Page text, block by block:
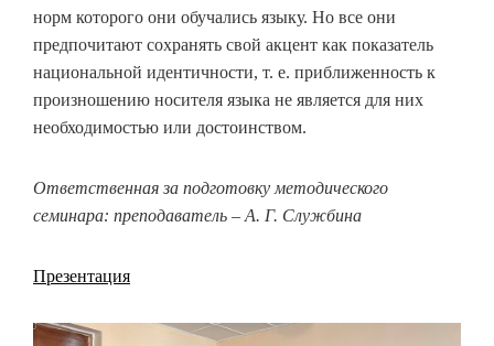
норм которого они обучались языку. Но все они
предпочитают сохранять свой акцент как показатель
национальной идентичности, т. е. приближенность к
произношению носителя языка не является для них
необходимостью или достоинством.
Ответственная за подготовку методического
семинара: преподаватель – А. Г. Службина
Презентация